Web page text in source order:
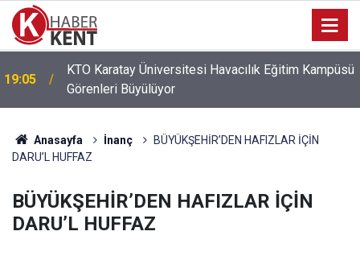
16:21 İsmail Alemdar Kızını Evlendirdi
Anasayfa İnanç
BÜYÜKŞEHİR’DEN HAFIZLAR İÇİN
DARU’L HUFFAZ
BÜYÜKŞEHİR’DEN HAFIZLAR İÇİN
DARU’L HUFFAZ